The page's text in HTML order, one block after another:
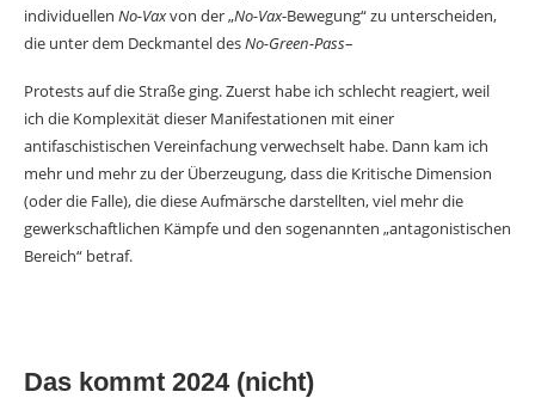
individuellen No-Vaxvon der „No-Vax-Bewegung“ zu unterscheiden,
die unter dem Deckmantel desNo-Green-Pass–
Protests auf die Straße ging. Zuerst habe ich schlecht reagiert, weil
ich die Komplexität dieser Manifestationen mit einer
antifaschistischen Vereinfachung verwechselt habe. Dann kam ich
mehr und mehr zu der Überzeugung, dass die Kritische Dimension
(oder die Falle), die diese Aufmärsche darstellten, viel mehr die
gewerkschaftlichen Kämpfe und den sogenannten „antagonistischen
Bereich“ betraf.
Das kommt 2024 (nicht)